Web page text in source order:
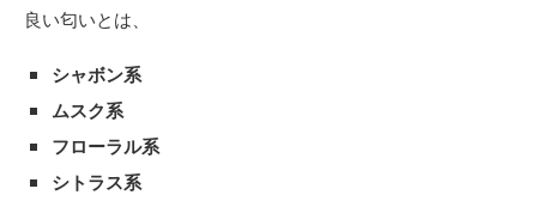
良い匂いとは、
シャボン系
ムスク系
フローラル系
シトラス系